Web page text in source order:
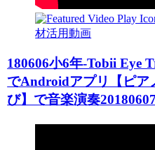
材活用動画
180606小6年-Tobii Eye
でAndroidアプリ【ピア
び】で音楽演奏